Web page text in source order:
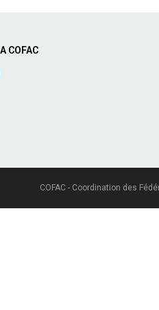
COFAC
COFAC - Coordination des